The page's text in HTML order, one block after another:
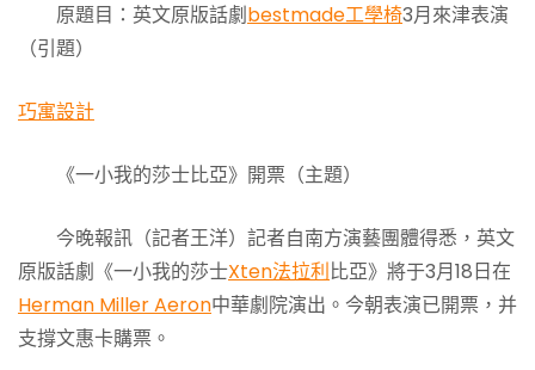
原題目：英文原版話劇bestmade工學椅3月來津表演
（引題）
巧寓設計
《一小我的莎士比亞》開票（主題）
今晚報訊（記者王洋）記者自南方演藝團體得悉，英文
原版話劇《一小我的莎士Xten法拉利比亞》將于3月18日在
Herman Miller Aeron中華劇院演出。今朝表演已開票，并
支撐文惠卡購票。